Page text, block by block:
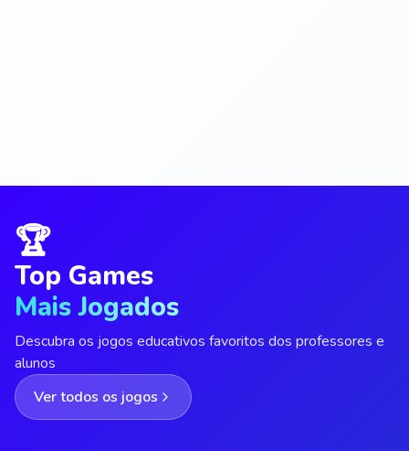
🏆
Top Games
Mais Jogados
Descubra os jogos educativos favoritos dos professores e
alunos
Ver todos os jogos